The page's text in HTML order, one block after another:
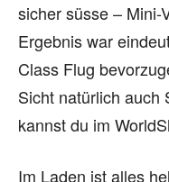
sicher süsse – Mini-
Ergebnis war
Class Flug
Sicht natürlich auch
kannst du im
Im Laden ist alles